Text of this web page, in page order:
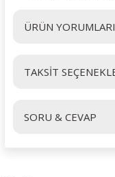
ÜRÜN YORUMLARI
Bu
TAKSİT
SORU & CEVAP